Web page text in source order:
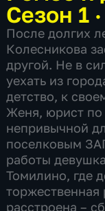
Сезон 1
После долгих
Колесникова
другой. Не в
уехать из
детство, к
Женя, юрист по
непривычной
поселковым
работы
Томилино, где
торжественная
расстроена –